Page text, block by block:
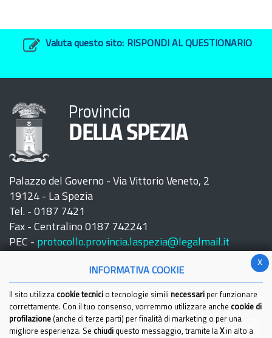
Valuta questo sito: RISPONDI AL QUESTIONARIO
Provincia
DELLA SPEZIA
Palazzo del Governo - Via Vittorio Veneto, 2
19124 - La Spezia
Tel. - 0187 7421
Fax - Centralino 0187 742241
PEC - protocollo.provincia.laspezia@legalmail.it
Seguici su:
x
INFORMATIVA COOKIE
Il sito utilizza cookie tecnici o tecnologie simili necessari per funzionare
correttamente. Con il tuo consenso, vorremmo utilizzare anche cookie di
profilazione (anche di terze parti) per finalità di marketing o per una
migliore esperienza. Se chiudi questo messaggio, tramite la Xin alto a